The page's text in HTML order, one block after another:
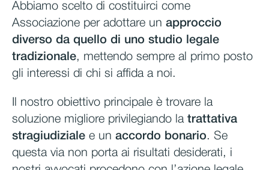
Abbiamo scelto di costituirci come
Associazione per adottare un approccio
diverso da quello di uno studio legale
tradizionale, mettendo sempre al primo posto
gli interessi di chi si affida a noi.
Il nostro obiettivo principale è trovare la
soluzione migliore privilegiando la trattativa
stragiudiziale e un accordo bonario. Se
questa via non porta ai risultati desiderati, i